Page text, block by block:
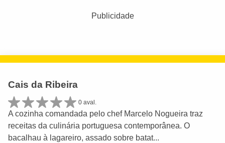
Publicidade
Cais da Ribeira
0 aval.
A cozinha comandada pelo chef Marcelo Nogueira traz
receitas da culinária portuguesa contemporânea. O
bacalhau à lagareiro, assado sobre batat...